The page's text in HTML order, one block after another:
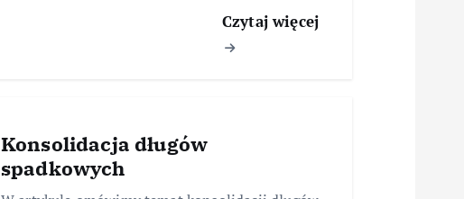
Czytaj więcej
Konsolidacja długów
spadkowych